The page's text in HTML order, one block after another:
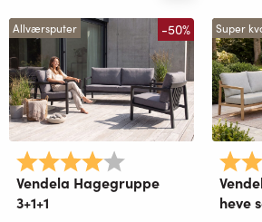
Allværsputer -50%
Karakter: 4.0 av 5 mulige
Vendela Hagegruppe
3+1+1
Super
heve